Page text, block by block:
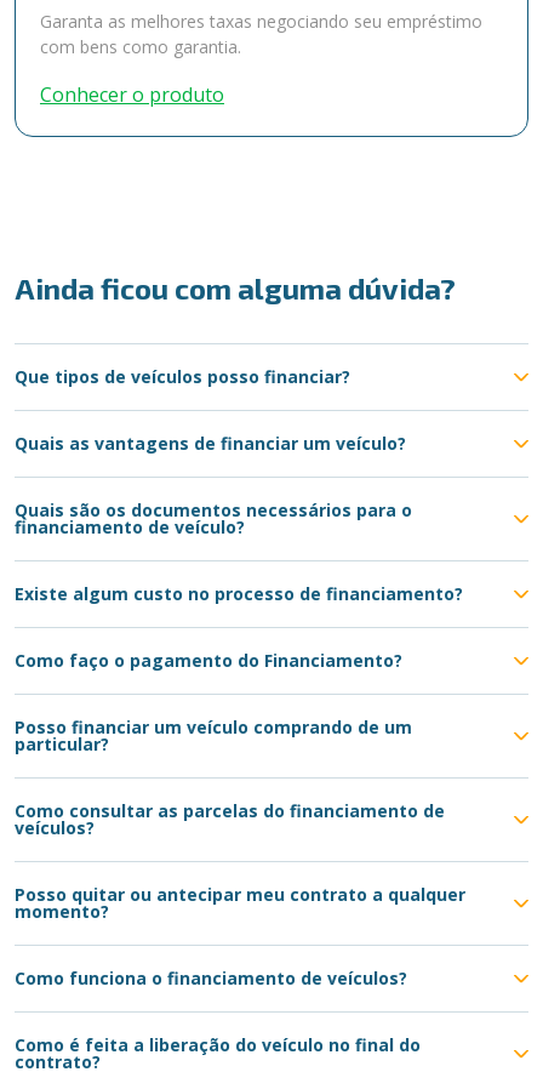
Garanta as melhores taxas negociando seu empréstimo
com bens como garantia.
Conhecer o produto
Ainda ficou com alguma dúvida?
Que tipos de veículos posso financiar?
Quais as vantagens de financiar um veículo?
Quais são os documentos necessários para o
financiamento de veículo?
Existe algum custo no processo de financiamento?
Como faço o pagamento do Financiamento?
Posso financiar um veículo comprando de um
particular?
Como consultar as parcelas do financiamento de
veículos?
Posso quitar ou antecipar meu contrato a qualquer
momento?
Como funciona o financiamento de veículos?
Como é feita a liberação do veículo no final do
contrato?